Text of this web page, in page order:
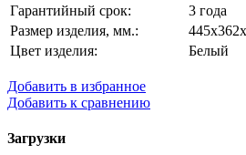
Гарантийный срок:
3 года
Размер изделия, мм.:
Цвет изделия:
Белый
Добавить в избранное
Добавить к сравнению
Загрузки